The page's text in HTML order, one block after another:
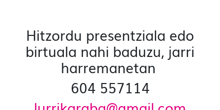
Hitzordu presentziala edo
birtuala nahi baduzu, jarri
harremanetan
604 557114